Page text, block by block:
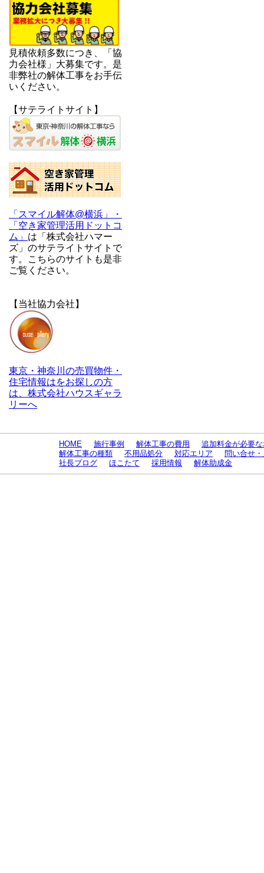
見積依頼多数につき、「協
力会社様」大募集です。是
非弊社の解体工事をお手伝
いください。
【サテライトサイト】
「スマイル解体@横浜」・
「空き家管理活用ドットコ
ム」 は「株式会社ハマー
ズ」のサテライトサイトで
す。こちらのサイトも是非
ご覧ください。
【当社協力会社】
東京・神奈川の売買物件・
住宅情報はをお探しの方
は、株式会社ハウスギャラ
リーへ
HOME 施行事例 解体工事の費用
追加料金が必要
解体工事の種類
不用品処分 対応エリア
問い合せ
社長ブログ
ほこたて 採用情報 解体助成金